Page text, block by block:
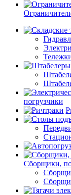
погрузчики
Сборщики,